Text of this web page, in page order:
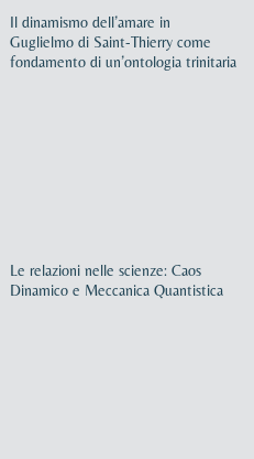
Il dinamismo dell’amare in
Guglielmo di Saint-Thierry come
fondamento di un’ontologia trinitaria
Le relazioni nelle scienze: Caos
Dinamico e Meccanica Quantistica